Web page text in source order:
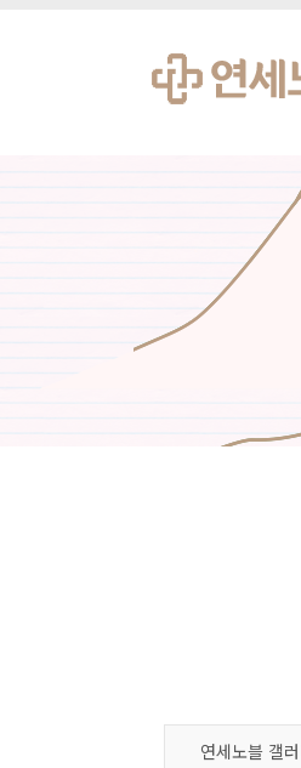
연세노블 갤